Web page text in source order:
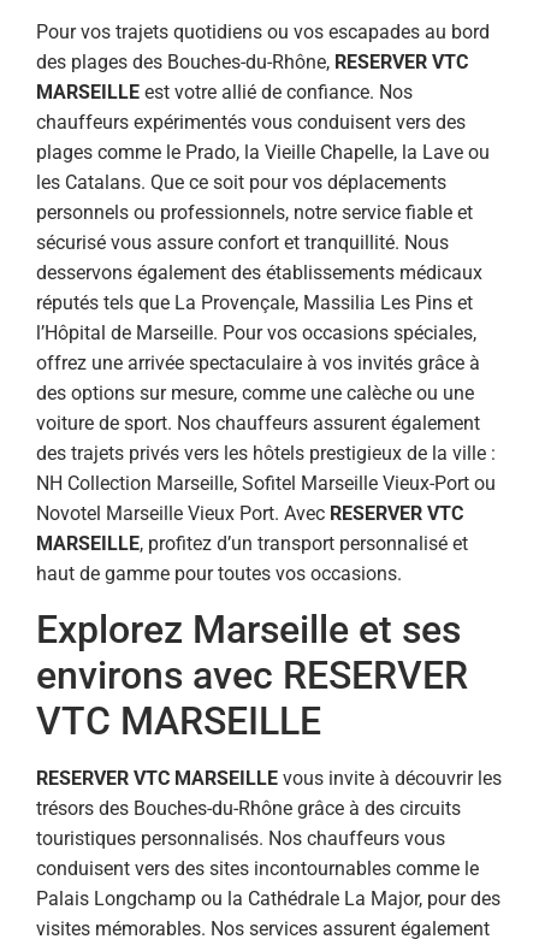
Pour vos trajets quotidiens ou vos escapades au bord
des plages des Bouches-du-Rhône, RESERVER VTC
MARSEILLE est votre allié de confiance. Nos
chauffeurs expérimentés vous conduisent vers des
plages comme le Prado, la Vieille Chapelle, la Lave ou
les Catalans. Que ce soit pour vos déplacements
personnels ou professionnels, notre service fiable et
sécurisé vous assure confort et tranquillité. Nous
desservons également des établissements médicaux
réputés tels que La Provençale, Massilia Les Pins et
l’Hôpital de Marseille. Pour vos occasions spéciales,
offrez une arrivée spectaculaire à vos invités grâce à
des options sur mesure, comme une calèche ou une
voiture de sport. Nos chauffeurs assurent également
des trajets privés vers les hôtels prestigieux de la ville :
NH Collection Marseille, Sofitel Marseille Vieux-Port ou
Novotel Marseille Vieux Port. Avec RESERVER VTC
MARSEILLE, profitez d’un transport personnalisé et
haut de gamme pour toutes vos occasions.
Explorez Marseille et ses
environs avec RESERVER
VTC MARSEILLE
RESERVER VTC MARSEILLE vous invite à découvrir les
trésors des Bouches-du-Rhône grâce à des circuits
touristiques personnalisés. Nos chauffeurs vous
conduisent vers des sites incontournables comme le
Palais Longchamp ou la Cathédrale La Major, pour des
visites mémorables. Nos services assurent également